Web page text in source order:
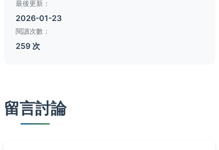
最後更新：
2026-01-23
閱讀次數：
259 次
留言討論